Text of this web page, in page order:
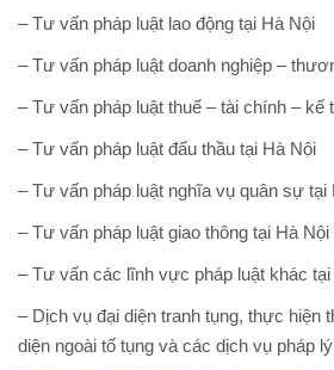
– Tư vấn pháp luật lao động tại Hà Nội
– Tư vấn pháp luật doanh nghiệp –
– Tư vấn pháp luật thuế – tài chính – kế
– Tư vấn pháp luật đấu thầu tại Hà Nội
– Tư vấn pháp luật nghĩa vụ quân sự tại
– Tư vấn pháp luật giao thông tại Hà Nội
– Tư vấn các lĩnh vực pháp luật khác tại
– Dịch vụ đại diện tranh tụng, thực hiện
diện ngoài tố tụng và các dịch vụ pháp